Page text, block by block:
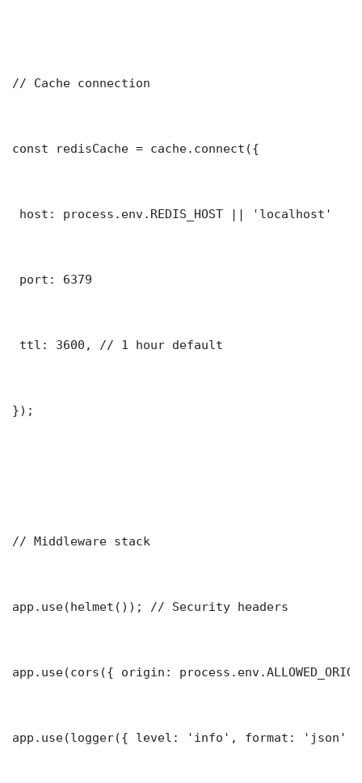
// Cache connection
const redisCache = cache.connect({
host: process.env.REDIS_HOST || 'localhost'
port: 6379
ttl: 3600, // 1 hour default
});
// Middleware stack
app.use(helmet()); // Security headers
app.use(cors({ origin:
app.use(logger({ level: 'info', format: 'json'